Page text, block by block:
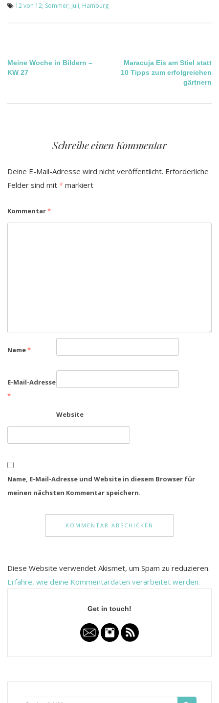
12 von 12; Sommer; Juli; Hamburg
Beitragsnavigation
Meine Woche in Bildern –
KW 27
Maracuja Eis am Stiel statt
10 Tipps zum erfolgreichen
gärtnern
Schreibe einen Kommentar
Deine E-Mail-Adresse wird nicht veröffentlicht. Erforderliche
Felder sind mit * markiert
Kommentar*
Name*
E-Mail-Adresse
*
Website
Name, E-Mail-Adresse und Website in diesem Browser für
meinen nächsten Kommentar speichern.
Diese Website verwendet Akismet, um Spam zu reduzieren.
Erfahre, wie deine Kommentardaten verarbeitet werden.
Get in touch!